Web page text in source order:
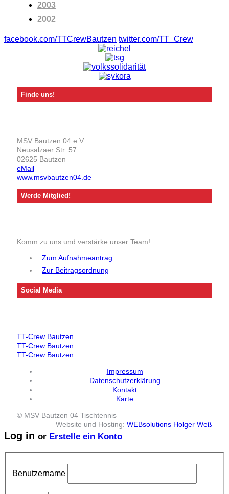
2003
2002
facebook.com/TTCrewBautzen twitter.com/TT_Crew
Finde uns!
MSV Bautzen 04 e.V.
Neusalzaer Str. 57
02625 Bautzen
eMail
www.msvbautzen04.de
Werde Mitglied!
Komm zu uns und verstärke unser Team!
Zum Aufnahmeantrag
Zur Beitragsordnung
Social Media
TT-Crew Bautzen
TT-Crew Bautzen
TT-Crew Bautzen
Impressum
Datenschutzerklärung
Kontakt
Karte
© MSV Bautzen 04 Tischtennis
Website und Hosting: WEBsolutions Holger Weß
Log in or Erstelle ein Konto
Benutzername